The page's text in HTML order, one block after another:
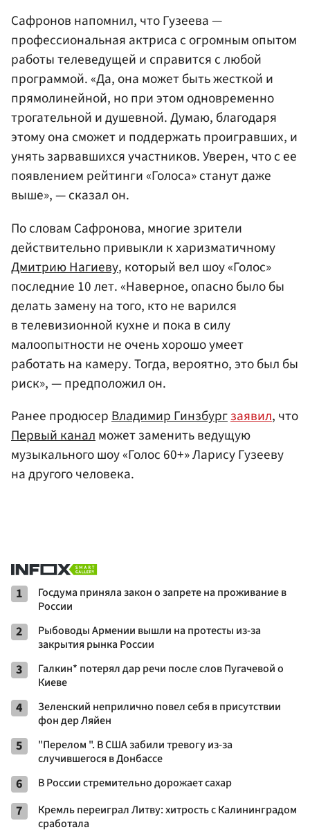
Сафронов напомнил, что Гузеева —
профессиональная актриса с огромным опытом
работы телеведущей и справится с любой
программой. «Да, она может быть жесткой и
прямолинейной, но при этом одновременно
трогательной и душевной. Думаю, благодаря
этому она сможет и поддержать проигравших, и
унять зарвавшихся участников. Уверен, что с ее
появлением рейтинги «Голоса» станут даже
выше», — сказал он.
По словам Сафронова, многие зрители
действительно привыкли к харизматичному
Дмитрию Нагиеву, который вел шоу «Голос»
последние 10 лет. «Наверное, опасно было бы
делать замену на того, кто не варился
в телевизионной кухне и пока в силу
малоопытности не очень хорошо умеет
работать на камеру. Тогда, вероятно, это был бы
риск», — предположил он.
Ранее продюсерВладимир Гинзбургзаявил, что
Первый каналможет заменить ведущую
музыкального шоу «Голос 60+» Ларису Гузееву
на другого человека.
1
Госдума приняла закон о запрете на проживание в
России
2
Рыбоводы Армении вышли на протесты из-за
закрытия рынка России
3
Галкин* потерял дар речи после слов Пугачевой о
Киеве
4
Зеленский неприлично повел cебя в присутствии
фон дер Ляйен
5
"Перелом ". В США забили тревогу из-за
случившегося в Донбассе
6 В России стремительно дорожает сахар
7
Кремль переиграл Литву: хитрость с Калининградом
сработала